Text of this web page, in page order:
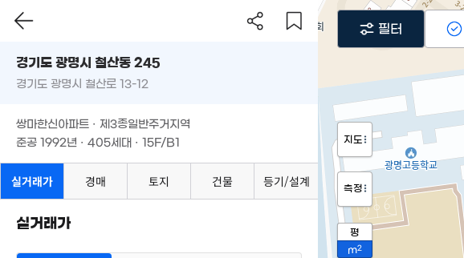
지도
측정
평
m2
필터
경기도 광명시 철산동 245
경기도 광명시 철산로 13-12
쌍마한신아파트 · 제3종일반주거지역
준공 1992년 · 405세대 · 15F/B1
실거래가 경매 토지 건물 등기/설계
실거래가